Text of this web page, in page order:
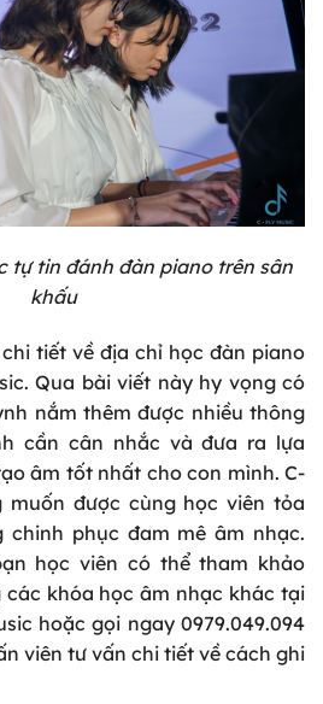
tự tin đánh đàn piano trên sân
khấu
tiết về địa chỉ học đàn piano
Qua bài viết này hy vọng có
nắm thêm được nhiều thông
cần cân nhắc và đưa ra lựa
âm tốt nhất cho con mình. C-
muốn được cùng học viên tỏa
chinh phục đam mê âm nhạc.
học viên có thể tham khảo
khóa học âm nhạc khác tại
hoặc gọi ngay0979.049.094
viên tư vấn chi tiết về cách ghi